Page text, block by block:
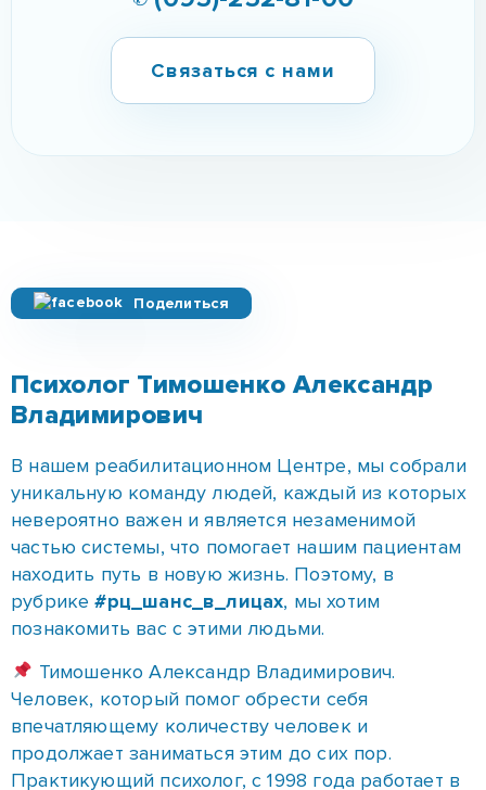
Связаться с нами
Поделиться
Психолог Тимошенко Александр
Владимирович
В нашем реабилитационном Центре, мы собрали
уникальную команду людей, каждый из которых
невероятно важен и является незаменимой
частью системы, что помогает нашим пациентам
находить путь в новую жизнь. Поэтому, в
рубрике#рц_шанс_в_лицах , мы хотим
познакомить вас с этими людьми.
Тимошенко Александр Владимирович.
Человек, который помог обрести себя
впечатляющему количеству человек и
продолжает заниматься этим до сих пор.
Практикующий психолог, с 1998 года работает в